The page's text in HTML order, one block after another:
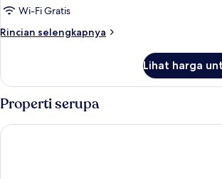
Wi-Fi Gratis
Rincian selengkapnya
Rincian
Kamar
Lihat harga
Properti serupa
Crowne Plaza Shanghai Nanjing Road by IHG